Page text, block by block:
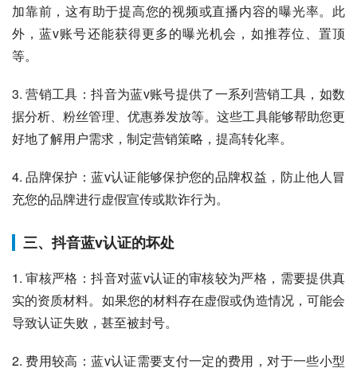
加靠前，这有助于提高您的视频或直播内容的曝光率。此
外，蓝v账号还能获得更多的曝光机会，如推荐位、置顶
等。
3. 营销工具：抖音为蓝v账号提供了一系列营销工具，如数
据分析、粉丝管理、优惠券发放等。这些工具能够帮助您更
好地了解用户需求，制定营销策略，提高转化率。
4. 品牌保护：蓝v认证能够保护您的品牌权益，防止他人冒
充您的品牌进行虚假宣传或欺诈行为。
三、抖音蓝v认证的坏处
1. 审核严格：抖音对蓝v认证的审核较为严格，需要提供真
实的资质材料。如果您的材料存在虚假或伪造情况，可能会
导致认证失败，甚至被封号。
2. 费用较高：蓝v认证需要支付一定的费用，对于一些小型